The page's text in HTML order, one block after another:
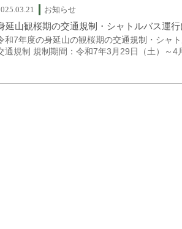
お知らせ
延山観桜期の交通規制・シャトルバス運行
和7年度の身延山の観桜期の交通規制・シャ
通規制 規制期間：令和7年3月29日（土）～
【料金】 大人（往復）500円 大人（片道）250円 ※中学生以上 小人（往復）